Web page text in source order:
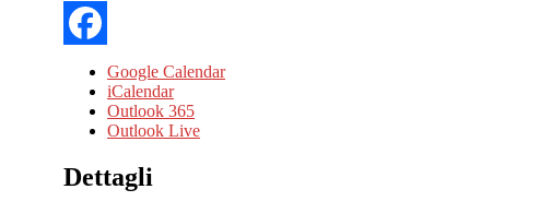
Google Calendar
iCalendar
Outlook 365
Outlook Live
Dettagli